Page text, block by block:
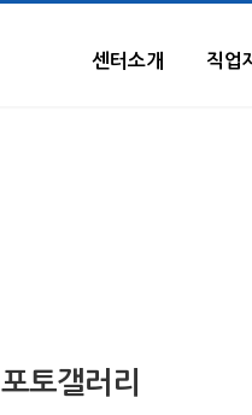
센터소개 직업
포토갤러리